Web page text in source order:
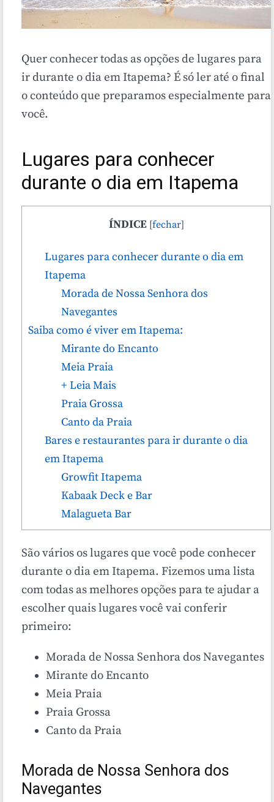
Quer conhecer todas as opções de lugares para
ir durante o dia em Itapema? É só ler até o final
o conteúdo que preparamos especialmente para
você.
Lugares para conhecer
durante o dia em Itapema
ÍNDICE [fechar]
Lugares para conhecer durante o dia em
Itapema
Morada de Nossa Senhora dos
Navegantes
Saiba como é viver em Itapema:
Mirante do Encanto
Meia Praia
+ Leia Mais
Praia Grossa
Canto da Praia
Bares e restaurantes para ir durante o dia
em Itapema
Growfit Itapema
Kabaak Deck e Bar
Malagueta Bar
São vários os lugares que você pode conhecer
durante o dia em Itapema. Fizemos uma lista
com todas as melhores opções para te ajudar a
escolher quais lugares você vai conferir
primeiro:
Morada de Nossa Senhora dos Navegantes
Mirante do Encanto
Meia Praia
Praia Grossa
Canto da Praia
Morada de Nossa Senhora dos
Navegantes